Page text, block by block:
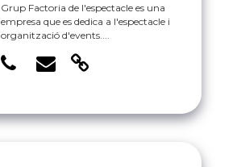
Grup Factoria de l'espectacle es una
empresa que es dedica a l'espectacle i
organització d'events....